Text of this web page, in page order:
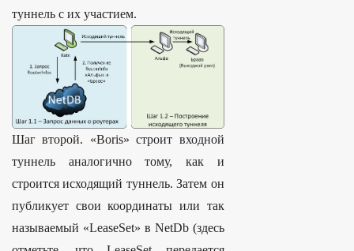
туннель с их участием.
Шаг второй. «Boris» строит входной
туннель аналогично тому, как и
строится исходящий туннель. Затем он
публикует свои координаты или так
называемый «LeaseSet» в NetDb (здесь